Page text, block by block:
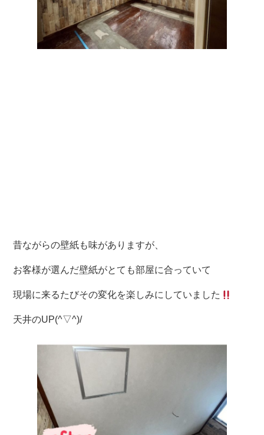
昔ながらの壁紙も味がありますが、
お客様が選んだ壁紙がとても部屋に合っていて
現場に来るたびその変化を楽しみにしていました
天井のUP(^▽^)/